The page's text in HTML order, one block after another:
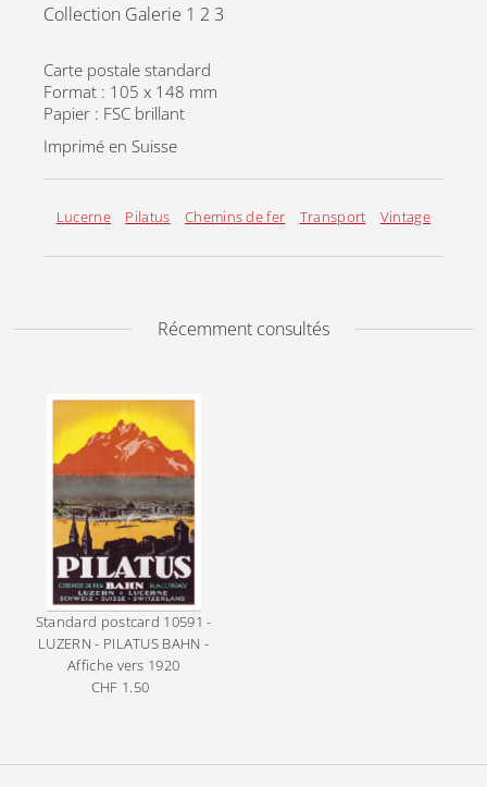
Collection Galerie 1 2 3
Carte postale standard
Format : 105 x 148 mm
Papier : FSC brillant
Imprimé en Suisse
Lucerne Pilatus Chemins de fer Transport Vintage
Récemment consultés
Standard postcard 10591 -
LUZERN - PILATUS BAHN -
Affiche vers 1920
Prix
CHF 1.50